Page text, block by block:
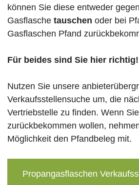
können Sie diese entweder
Gasflasche tauschen oder bei
Gasflaschen Pfand
Für beides sind Sie hier richtig!
Nutzen Sie unsere
Verkaufsstellensuche um, die
Vertriebstelle zu finden. Wenn
zurückbekommen wollen,
Möglichkeit den Pfandbeleg mit.
Propangasflaschen